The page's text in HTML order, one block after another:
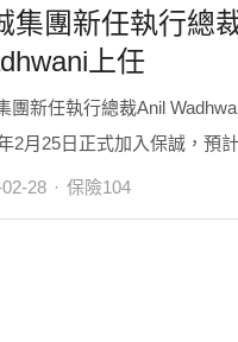
集團新任執行總
上任
團新任執行總裁Anil
2月25日正式加入保誠，預
28 Author
保險104